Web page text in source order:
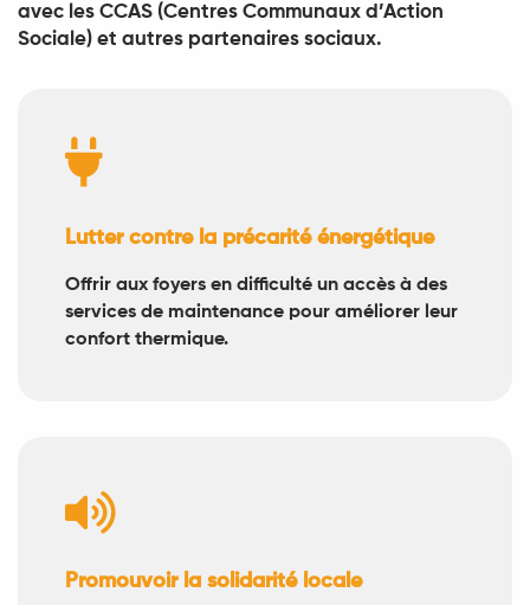
avec les CCAS (Centres Communaux d’Action
Sociale) et autres partenaires sociaux.

Lutter contre la précarité énergétique
Offrir aux foyers en difficulté un accès à des
services de maintenance pour améliorer leur
confort thermique.

Promouvoir la solidarité locale